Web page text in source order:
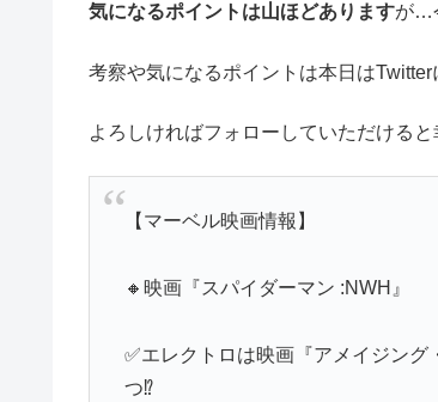
気になるポイントは山ほどありますが…
考察や気になるポイントは本日はTwitter
よろしければフォローしていただけると
【マーベル映画情報】
🔸映画『スパイダーマン :NWH』
✅エレクトロは映画『アメイジン
つ⁉️